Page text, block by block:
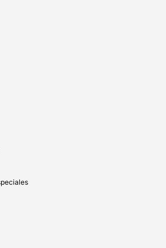
oídos?
natural para la limpieza,
usándola? Por supuesto que puede.
naturales para una mínima
tiene potentes aceites esenciales para
sugiere usarlo con moderación.
de la aplicación la loción se absorba
humedad en el oído. La humedad
tienen oídos sensibles y rociar
a su mascota. ¿Puedo usarlo si no